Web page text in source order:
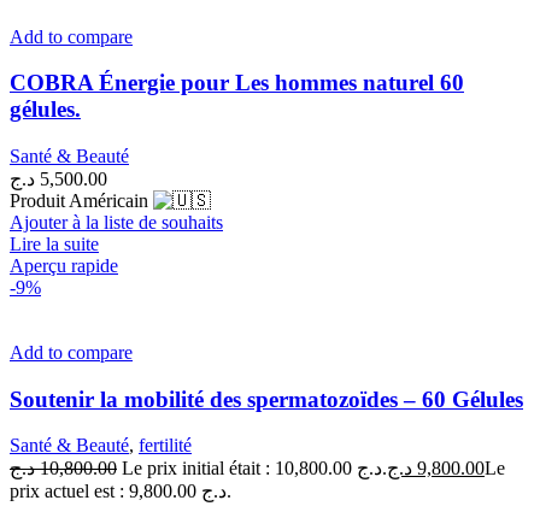
Add to compare
COBRA Énergie pour Les hommes naturel 60
gélules.
Santé & Beauté
5,500.00 د.ج
Produit Américain
Ajouter à la liste de souhaits
Lire la suite
Aperçu rapide
-9%
Add to compare
Soutenir la mobilité des spermatozoïdes – 60 Gélules
Santé & Beauté, fertilité
10,800.00 د.ج Le prix initial était : 10,800.00 د.ج. 9,800.00 د.ج
Le
prix actuel est : 9,800.00 د.ج.